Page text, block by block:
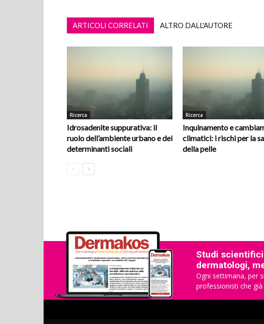
ARTICOLI CORRELATI ALTRO DALL'AUTORE
Ricerca
Idrosadenite suppurativa: il
ruolo dell’ambiente urbano e dei
determinanti sociali
Ricerca
Inquinamento e
climatici: i rischi per la
della pelle
Studi
dermatologi,
Ogni settimana, per
professionisti che